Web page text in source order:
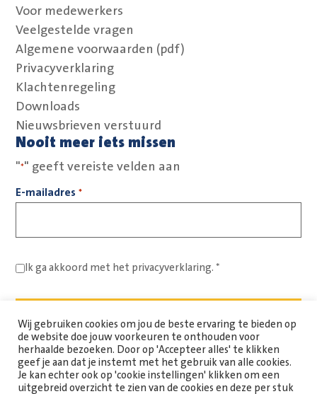
Voor medewerkers
Veelgestelde vragen
Algemene voorwaarden (pdf)
Privacyverklaring
Klachtenregeling
Downloads
Nieuwsbrieven verstuurd
Nooit meer iets missen
"*" geeft vereiste velden aan
E-mailadres *
Ik ga akkoord met het privacyverklaring. *
Wij gebruiken cookies om jou de beste ervaring te bieden op
de website doe jouw voorkeuren te onthouden voor
herhaalde bezoeken. Door op 'Accepteer alles' te klikken
geef je aan dat je instemt met het gebruik van alle cookies.
Je kan echter ook op 'cookie instellingen' klikken om een
uitgebreid overzicht te zien van de cookies en deze per stuk